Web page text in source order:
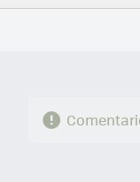
FACEBOOK
TWITTER
E-